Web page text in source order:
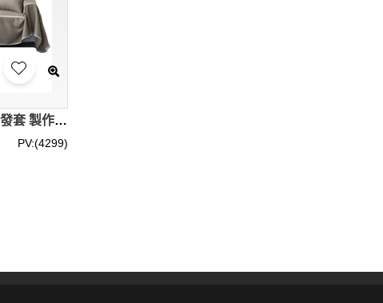
CAS001 訂做純色布藝沙發套 製作滌綸沙發套款式 家居布藝 沙發罩 沙發巾 自訂沙發套款式 沙發套廠房 卡其色
PV:(4299)
則需要更精確的尺寸，通常有固定帶或魔術貼，適